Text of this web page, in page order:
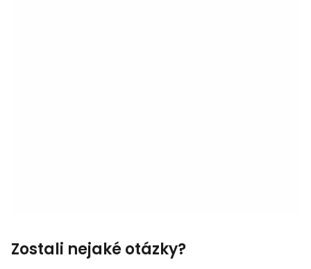
Zostali nejaké otázky?